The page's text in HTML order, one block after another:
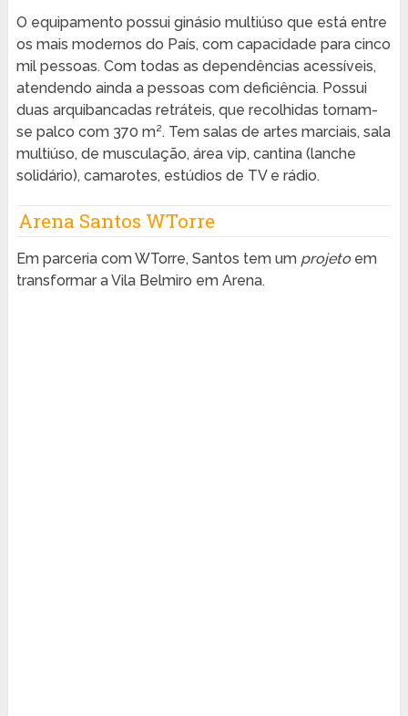
O equipamento possui ginásio multiúso que está entre
os mais modernos do País, com capacidade para cinco
mil pessoas. Com todas as dependências acessíveis,
atendendo ainda a pessoas com deficiência. Possui
duas arquibancadas retráteis, que recolhidas tornam-
se palco com 370 m². Tem salas de artes marciais, sala
multiúso, de musculação, área vip, cantina (lanche
solidário), camarotes, estúdios de TV e rádio.
Arena Santos WTorre
Em parceria com WTorre, Santos tem umprojetoem
transformar a Vila Belmiro em Arena.